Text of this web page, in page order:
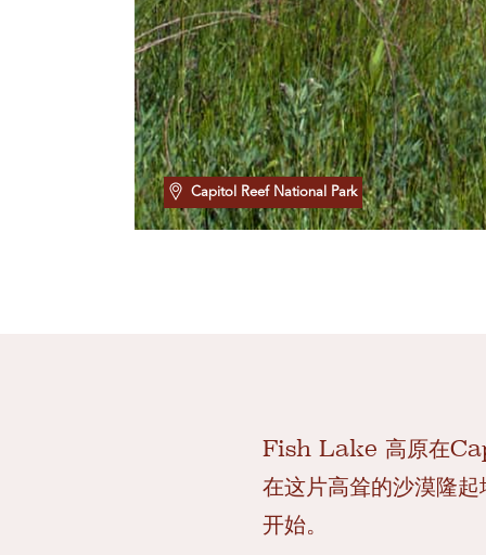
Capitol Reef National Park
Fish Lake 高原在
在这片高耸的沙漠隆
开始。